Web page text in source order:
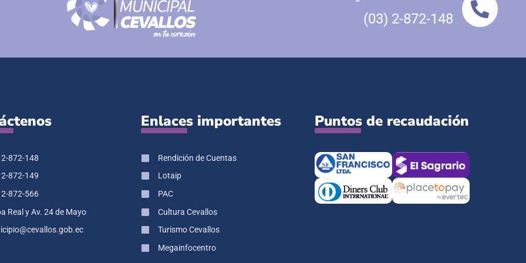
(03) 2-872-148
872-148
872-149
872-566
Real y Av. 24 de Mayo
Enlaces importantes
Rendición de Cuentas
Lotaip
PAC
Cultura Cevallos
Turismo Cevallos
Megainfocentro
Puntos de recaudación